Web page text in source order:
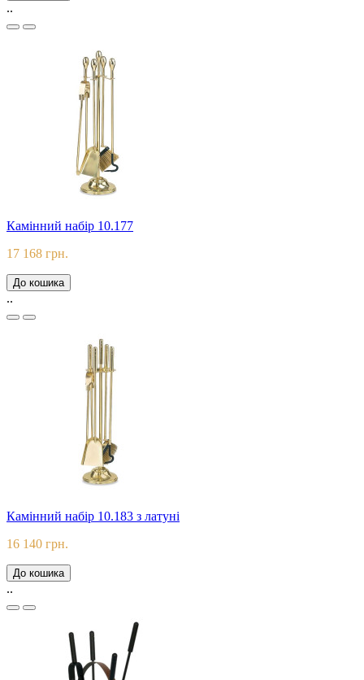
..
Камінний набір 10.177
17 168 грн.
До кошика
..
Камінний набір 10.183 з латуні
16 140 грн.
До кошика
..